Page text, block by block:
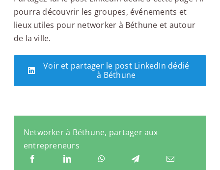
pourra découvrir les groupes, événements et
lieux utiles pour networker à Béthune et autour
de la ville.
Voir et partager le post LinkedIn dédié
à Béthune
Networker à Béthune, partager aux
entrepreneurs